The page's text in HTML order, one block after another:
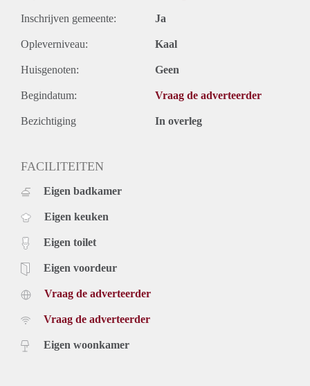
Inschrijven gemeente: Ja
Opleverniveau: Kaal
Huisgenoten: Geen
Begindatum: Vraag de adverteerder
Bezichtiging In overleg
FACILITEITEN
Eigen badkamer
Eigen keuken
Eigen toilet
Eigen voordeur
Vraag de adverteerder
Vraag de adverteerder
Eigen woonkamer